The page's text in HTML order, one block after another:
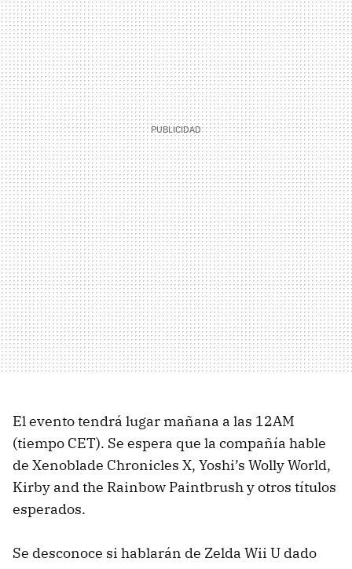
El evento tendrá lugar mañana a las 12AM
(tiempo CET). Se espera que la compañía hable
de Xenoblade Chronicles X, Yoshi’s Wolly World,
Kirby and the Rainbow Paintbrush y otros títulos
esperados.
Se desconoce si hablarán de Zelda Wii U dado